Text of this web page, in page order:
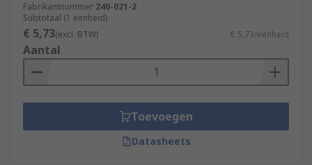
Fabrikantnummer 240-021-2
Subtotaal (1 eenheid)
€ 5,73(excl. BTW) € 5,73/eenheid
Aantal
Toevoegen
Datasheets